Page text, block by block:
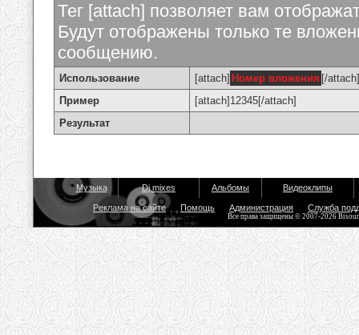
Тег [attach] позволяет вам
Будут отображены только те
сообщению.
Использование [attach] Номер вложения [/attach]
Пример
[attach]12345[/attach]
Результат
Музыка Dj mixes Альбомы Видеоклипы
Реклама на сайте Помощь Администрация Служба
Все права защищены © 2007-2026